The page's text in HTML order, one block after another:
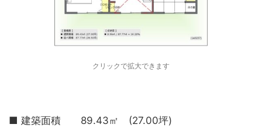
クリックで拡大できます
■ 建築面積 89.43㎡ (27.00坪)